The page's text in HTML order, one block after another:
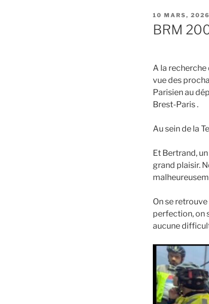
PUBLIÉ
LE
10 MARS, 2026
BRM
A la recherche
vue des
Parisien au
Brest-Paris .
Au sein de la
Et Bertrand,
grand plaisir.
On se
perfection, on
aucune